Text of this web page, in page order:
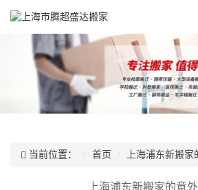
当前位置： 首页 上海浦东新搬
上海浦东新搬家的意